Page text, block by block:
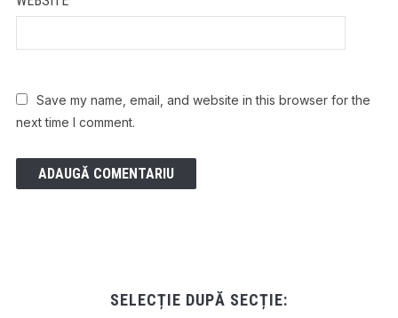
Save my name, email, and website in this browser for the
next time I comment.
SELECȚIE DUPĂ SECȚIE: